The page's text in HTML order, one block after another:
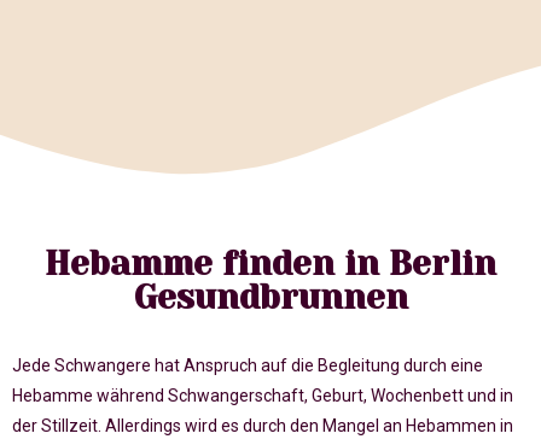
Hebamme finden in Berlin
Gesundbrunnen
Jede Schwangere hat Anspruch auf die Begleitung durch eine
Hebamme während Schwangerschaft, Geburt, Wochenbett und in
der Stillzeit. Allerdings wird es durch den Mangel an Hebammen in